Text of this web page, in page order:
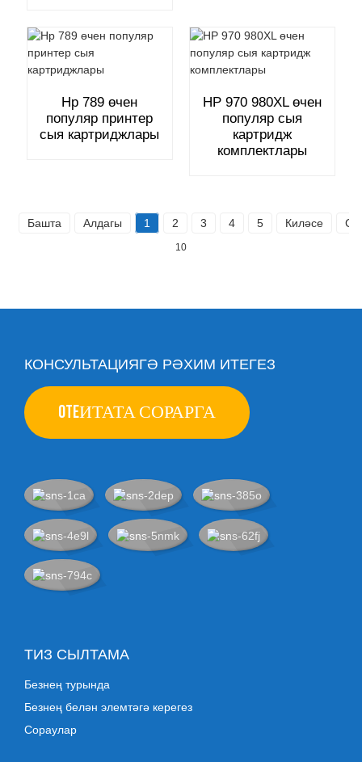
Hp 789 өчен
популяр принтер
сыя картриджлары
HP 970 980XL өчен
популяр сыя
картридж
комплектлары
Башта Алдагы 1 2 3 4 5 Киләсе
10
КОНСУЛЬТАЦИЯГӘ РӘХИМ ИТЕГЕЗ
OTEИТАТА СОРАРГА
ТИЗ СЫЛТАМА
Безнең турында
Безнең белән элемтәгә керегез
Сораулар